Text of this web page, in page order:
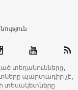
տեղանունները,
պարտադիր չէ,
տեսակետները